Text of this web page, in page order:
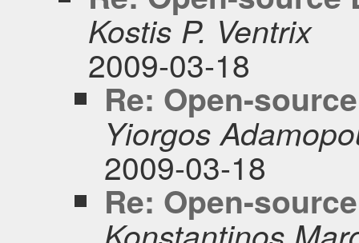
Kostis P. Ventrix
2009-03-18
Re: Open-
Yiorgos
2009-03-18
Re: Open-